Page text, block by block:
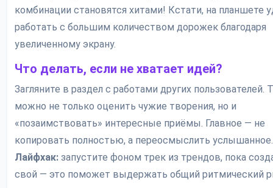
комбинации становятся хитами! Кстати, на планшете
работать с большим количеством дорожек благодаря
увеличенному экрану.
Что делать, если не хватает идей?
Загляните в раздел с работами других пользователей.
можно не только оценить чужие творения, но и
«позаимствовать» интересные приёмы. Главное — не
копировать полностью, а переосмыслить услышанное.
Лайфхак: запустите фоном трек из трендов, пока
свой — это поможет выдержать общий ритмический